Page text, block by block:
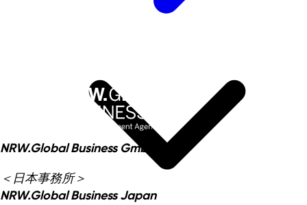
NRW.Global Business GmbH
＜日本事務所＞
NRW.Global Business Japan